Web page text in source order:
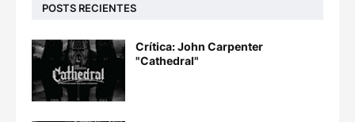
POSTS RECIENTES
Crítica: John Carpenter
"Cathedral"